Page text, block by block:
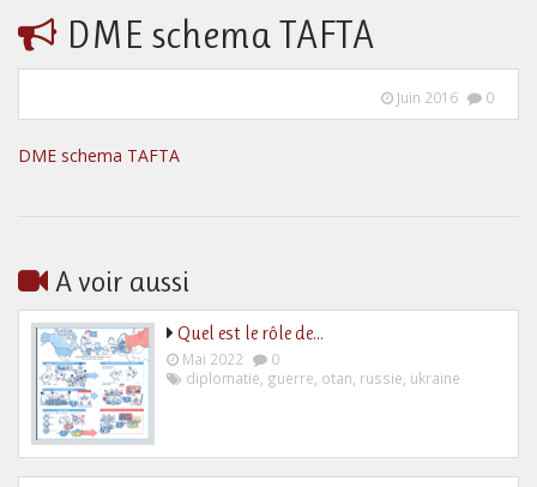
DME schema TAFTA
Juin 2016 0
DME schema TAFTA
A voir aussi
Quel est le rôle de…
Mai 2022
0
diplomatie guerre otan russie ukraine